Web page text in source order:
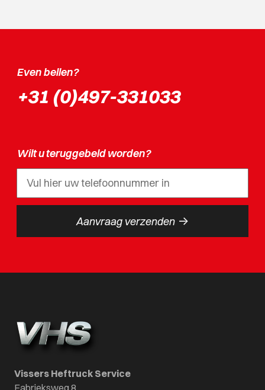
Even bellen?
+31 (0)497-331033
Wilt u teruggebeld worden?
Aanvraag verzenden ->
Vissers Heftruck Service
Fabrieksweg 8